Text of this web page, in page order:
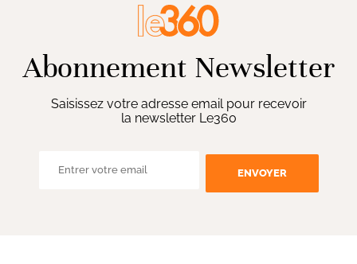
Abonnement Newsletter
Saisissez votre adresse email pour recevoir
la newsletter Le360
ENVOYER